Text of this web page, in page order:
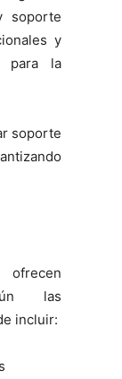
soporte
y
para la
soporte
ofrecen
las
incluir: